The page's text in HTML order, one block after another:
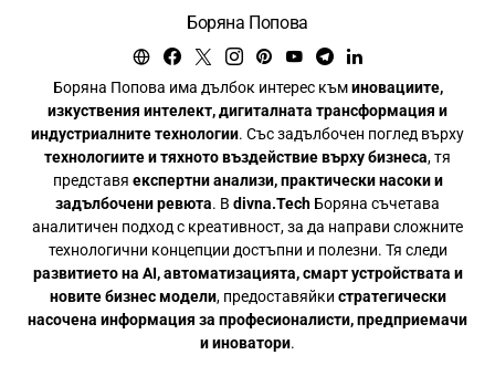
Боряна Попова
Боряна Попова има дълбок интерес къминовациите,
изкуствения интелект, дигиталната трансформация и
индустриалните технологии. Със задълбочен поглед върху
технологиите и тяхното въздействие върху бизнеса, тя
представя експертни анализи, практически насоки и
задълбочени ревюта. В divna.Tech Боряна съчетава
аналитичен подход с креативност, за да направи сложните
технологични концепции достъпни и полезни. Тя следи
развитието на AI, автоматизацията, смарт устройствата и
новите бизнес модели, предоставяйки стратегически
насочена информация за професионалисти, предприемачи
и иноватори.